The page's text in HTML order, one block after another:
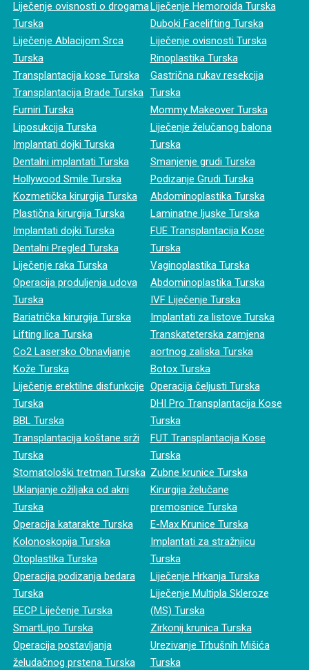
Liječenje ovisnosti o drogama
Turska
Liječenje Ablacijom Srca
Turska
Transplantacija kose Turska
Transplantacija Brade Turska
Furniri Turska
Liposukcija Turska
Implantati dojki Turska
Dentalni implantati Turska
Hollywood Smile Turska
Kozmetička kirurgija Turska
Plastična kirurgija Turska
Implantati dojki Turska
Dentalni Pregled Turska
Liječenje raka Turska
Operacija produljenja udova
Turska
Bariatrička kirurgija Turska
Lifting lica Turska
Co2 Lasersko Obnavljanje
Kože Turska
Liječenje erektilne disfunkcije
Turska
BBL Turska
Transplantacija koštane srži
Turska
Stomatološki tretman Turska
Uklanjanje ožiljaka od akni
Turska
Operacija katarakte Turska
Kolonoskopija Turska
Otoplastika Turska
Operacija podizanja bedara
Turska
EECP Liječenje Turska
SmartLipo Turska
Operacija postavljanja
želudačnog prstena Turska
Liječenje Hemoroida Turska
Duboki Facelifting Turska
Liječenje ovisnosti Turska
Rinoplastika Turska
Gastrična rukav resekcija
Turska
Mommy Makeover Turska
Liječenje želučanog balona
Turska
Smanjenje grudi Turska
Podizanje Grudi Turska
Abdominoplastika Turska
Laminatne ljuske Turska
FUE Transplantacija Kose
Turska
Vaginoplastika Turska
Abdominoplastika Turska
IVF Liječenje Turska
Implantati za listove Turska
Transkateterska zamjena
aortnog zaliska Turska
Botox Turska
Operacija čeljusti Turska
DHI Pro Transplantacija Kose
Turska
FUT Transplantacija Kose
Turska
Zubne krunice Turska
Kirurgija želučane
premosnice Turska
E-Max Krunice Turska
Implantati za stražnjicu
Turska
Liječenje Hrkanja Turska
Liječenje Multipla Skleroze
(MS) Turska
Zirkonij krunica Turska
Urezivanje Trbušnih Mišića
Turska